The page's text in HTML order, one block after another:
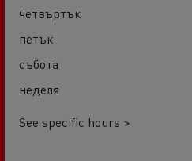
четвъртък
петък
събота
неделя
See specific hours >